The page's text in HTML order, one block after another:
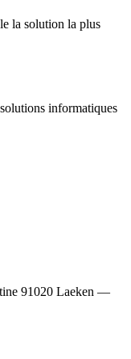
la solution la plus
informatiques
91020 Laeken —